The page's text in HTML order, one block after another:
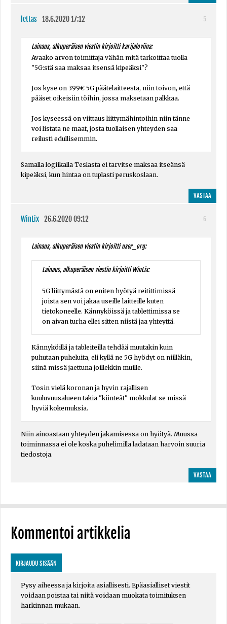
lettas 18.6.2020 17:12 5
Lainaus, alkuperäisen viestin kirjoitti karijaloviina:
Avaako arvon toimittaja vähän mitä tarkoittaa tuolla
"5G:stä saa maksaa itsensä kipeäksi"?
Jos kyse on 399€ 5G päätelaitteesta, niin toivon, että
pääset oikeisiin töihin, jossa maksetaan palkkaa.
Jos kyseessä on viittaus liittymähintoihin niin tänne
voi listata ne maat, josta tuollaisen yhteyden saa
reilusti edullisemmin.
Samalla logiikalla Teslasta ei tarvitse maksaa itseänsä
kipeäksi, kun hintaa on tuplasti peruskoslaan.
VASTAA
WinLix 26.6.2020 09:12 6
Lainaus, alkuperäisen viestin kirjoitti user_org:
Lainaus, alkuperäisen viestin kirjoitti WinLix:
5G liittymästä on eniten hyötyä reitittimissä
joista sen voi jakaa useille laitteille kuten
tietokoneelle. Kännyköissä ja tablettimissa se
on aivan turha ellei sitten niistä jaa yhteyttä.
Kännyköillä ja tableiteilla tehdää muutakin kuin
puhutaan puheluita, eli kyllä ne 5G hyödyt on niilläkin,
siinä missä jaettuna joillekkin muille.
Tosin vielä koronan ja hyvin rajallisen
kuuluvuusalueen takia "kiinteät" mokkulat se missä
hyviä kokemuksia.
Niin ainoastaan yhteyden jakamisessa on hyötyä. Muussa
toiminnassa ei ole koska puhelimilla ladataan harvoin suuria
tiedostoja.
VASTAA
Kommentoi artikkelia
KIRJAUDU SISÄÄN
Pysy aiheessa ja kirjoita asiallisesti. Epäasialliset viestit
voidaan poistaa tai niitä voidaan muokata toimituksen
harkinnan mukaan.